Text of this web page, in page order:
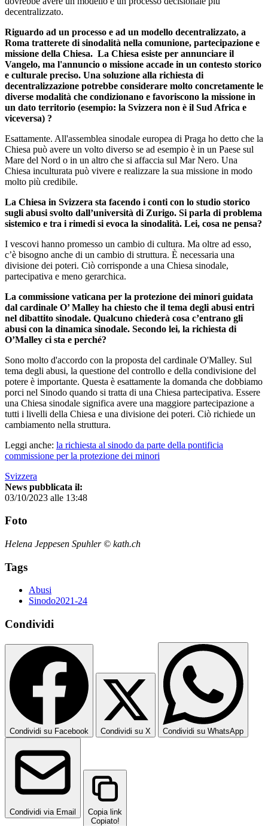
decentralizzato.
Riguardo ad un processo e ad un modello decentralizzato, a
Roma tratterete di sinodalità nella comunione, partecipazione e
missione della Chiesa. La Chiesa esiste per annunciare il
Vangelo, ma l'annuncio o missione accade in un contesto storico
e culturale preciso. Una soluzione alla richiesta di
decentralizzazione potrebbe considerare molto concretamente le
diverse modalità che condizionano e favoriscono la missione in
un dato territorio (esempio: la Svizzera non è il Sud Africa e
viceversa) ?
Esattamente. All'assemblea sinodale europea di Praga ho detto che la
Chiesa può avere un volto diverso se ad esempio è in un Paese sul
Mare del Nord o in un altro che si affaccia sul Mar Nero. Una
Chiesa inculturata può vivere e realizzare la sua missione in modo
molto più credibile.
La Chiesa in Svizzera sta facendo i conti con lo studio storico
sugli abusi svolto dall’università di Zurigo. Si parla di problema
sistemico e tra i rimedi si evoca la sinodalità. Lei, cosa ne pensa?
I vescovi hanno promesso un cambio di cultura. Ma oltre ad esso,
c’è bisogno anche di un cambio di struttura. È necessaria una
divisione dei poteri. Ciò corrisponde a una Chiesa sinodale,
partecipativa e meno gerarchica.
La commissione vaticana per la protezione dei minori guidata
dal cardinale O’ Malley ha chiesto che il tema degli abusi entri
nel dibattito sinodale. Qualcuno chiederà cosa c’entrano gli
abusi con la dinamica sinodale. Secondo lei, la richiesta di
O’Malley ci sta e perché?
Sono molto d'accordo con la proposta del cardinale O'Malley. Sul
tema degli abusi, la questione del controllo e della condivisione del
potere è importante. Questa è esattamente la domanda che dobbiamo
porci nel Sinodo quando si tratta di una Chiesa partecipativa. Essere
una Chiesa sinodale significa avere una maggiore partecipazione a
tutti i livelli della Chiesa e una divisione dei poteri. Ciò richiede un
cambiamento nella struttura.
Leggi anche: la richiesta al sinodo da parte della pontificia
commissione per la protezione dei minori
Svizzera
News pubblicata il:
03/10/2023 alle 13:48
Foto
Helena Jeppesen Spuhler © kath.ch
Tags
Abusi
Sinodo2021-24
Condividi
Condividi su Facebook Condividi su X Condividi su WhatsApp
Condividi via Email
Copia link
Copiato!